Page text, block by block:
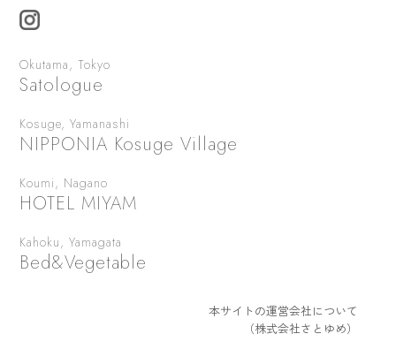
Okutama, Tokyo
Satologue
Kosuge, Yamanashi
NIPPONIA Kosuge Village
Koumi, Nagano
HOTEL MIYAM
Kahoku, Yamagata
Bed&Vegetable
本サイトの運営会社について
（株式会社さとゆめ）